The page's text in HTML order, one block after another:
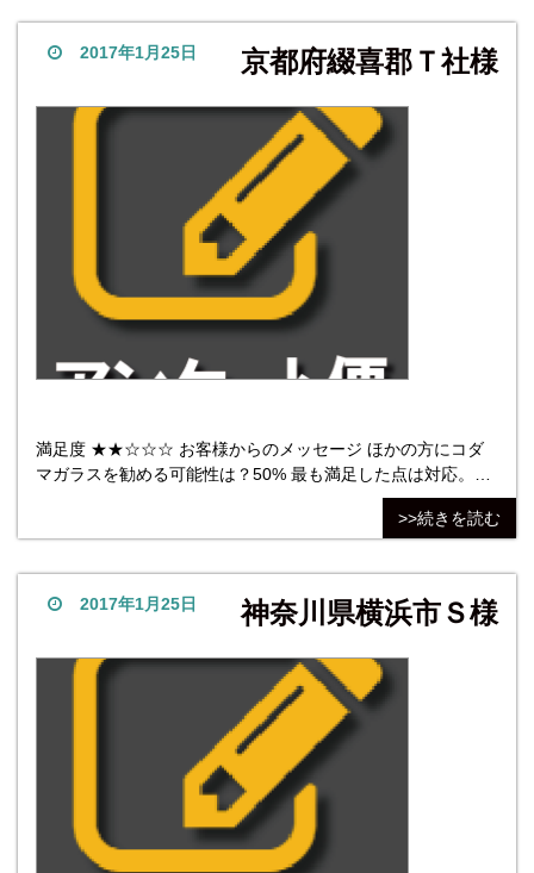
見積もりしました。Ｒ加工や面取り加工、寸法などにより双
方
2017年1月25日 京都府綴喜郡Ｔ社様
満足度 ★★☆☆☆ お客様からのメッセージ ほかの方にコダ
マガラスを勧める可能性は？50% 最も満足した点は対応。見
積り返答の早さ、確認のための電話対応、とても助かりま
す。最も不満だった点は納期。緊急時の対応ができない。 他
>>続きを読む
2017年1月25日 神奈川県横浜市Ｓ様